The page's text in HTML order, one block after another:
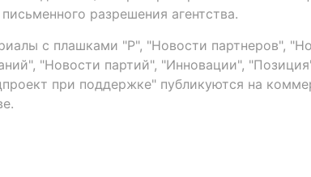
разрешения агентства.
с плашками "Р", "Новости партнеров",
"Новости партий", "Инновации",
при поддержке" публикуются на